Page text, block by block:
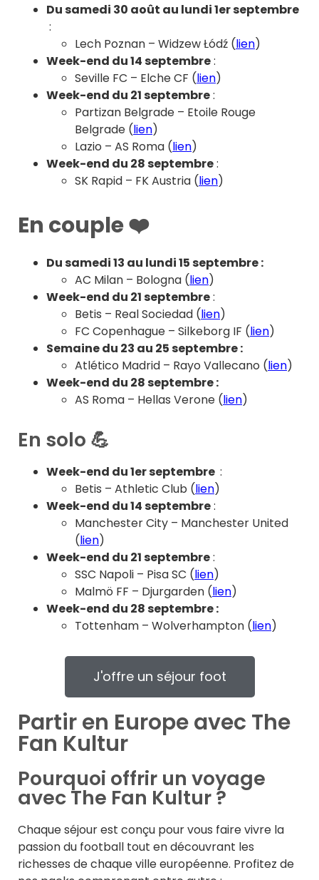
Du samedi 30 août au lundi 1er septembre
:
Lech Poznan – Widzew Łódź (lien)
Week-end du 14 septembre:
Seville FC – Elche CF (lien)
Week-end du 21 septembre:
Partizan Belgrade – Etoile Rouge
Belgrade (lien)
Lazio – AS Roma (lien)
Week-end du 28 septembre:
SK Rapid – FK Austria (lien)
En couple ❤️
Du samedi 13 au lundi 15 septembre :
AC Milan – Bologna (lien)
Week-end du 21 septembre:
Betis – Real Sociedad (lien)
FC Copenhague – Silkeborg IF (lien)
Semaine du 23 au 25 septembre :
Atlético Madrid – Rayo Vallecano (lien)
Week-end du 28 septembre :
AS Roma – Hellas Verone (lien)
En solo 💪
Week-end du 1er septembre :
Betis – Athletic Club (lien)
Week-end du 14 septembre:
Manchester City – Manchester United
(lien)
Week-end du 21 septembre:
SSC Napoli – Pisa SC (lien)
Malmö FF – Djurgarden (lien)
Week-end du 28 septembre :
Tottenham – Wolverhampton (lien)
J'offre un séjour foot
Partir en Europe avec The
Fan Kultur
Pourquoi offrir un voyage
avec The Fan Kultur ?
Chaque séjour est conçu pour vous faire vivre la
passion du football tout en découvrant les
richesses de chaque ville européenne. Profitez de